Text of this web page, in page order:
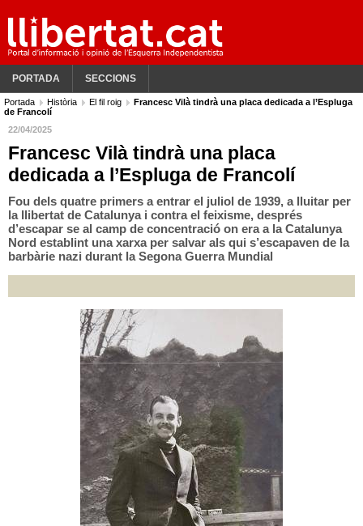
PORTADA SECCIONS
Portada Història El fil roig
Francesc Vilà tindrà una placa dedicada a l’Espluga
de Francolí
22/04/2025
Francesc Vilà tindrà una placa
dedicada a l’Espluga de Francolí
Fou dels quatre primers a entrar el juliol de 1939, a lluitar per
la llibertat de Catalunya i contra el feixisme, després
d’escapar se al camp de concentració on era a la Catalunya
Nord establint una xarxa per salvar als qui s’escapaven de la
barbàrie nazi durant la Segona Guerra Mundial